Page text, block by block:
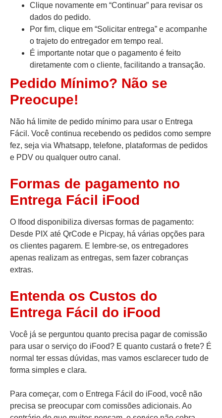
Clique novamente em “Continuar” para revisar os
dados do pedido.
Por fim, clique em “Solicitar entrega” e acompanhe
o trajeto do entregador em tempo real.
É importante notar que o pagamento é feito
diretamente com o cliente, facilitando a transação.
Pedido Mínimo? Não se
Preocupe!
Não há limite de pedido mínimo para usar o Entrega
Fácil. Você continua recebendo os pedidos como sempre
fez, seja via Whatsapp, telefone, plataformas de pedidos
e PDV ou qualquer outro canal.
Formas de pagamento no
Entrega Fácil iFood
O Ifood disponibiliza diversas formas de pagamento:
Desde PIX até QrCode e Picpay, há várias opções para
os clientes pagarem. E lembre-se, os entregadores
apenas realizam as entregas, sem fazer cobranças
extras.
Entenda os Custos do
Entrega Fácil do iFood
Você já se perguntou quanto precisa pagar de comissão
para usar o serviço do iFood? E quanto custará o frete? É
normal ter essas dúvidas, mas vamos esclarecer tudo de
forma simples e clara.
Para começar, com o Entrega Fácil do iFood, você não
precisa se preocupar com comissões adicionais. Ao